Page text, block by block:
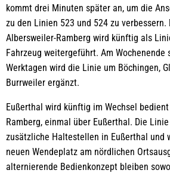
kommt drei Minuten später an, um die
zu den Linien 523 und 524 zu verbessern.
Albersweiler-Ramberg wird künftig als
Fahrzeug weitergeführt. Am Wochenende
Werktagen wird die Linie um Böchingen,
Burrweiler ergänzt.
Eußerthal wird künftig im Wechsel
Ramberg, einmal über Eußerthal. Die
zusätzliche Haltestellen in Eußerthal und
neuen Wendeplatz am nördlichen
alternierende Bedienkonzept bleiben